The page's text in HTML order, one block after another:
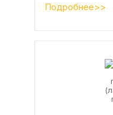
технологии
Подробнее>>